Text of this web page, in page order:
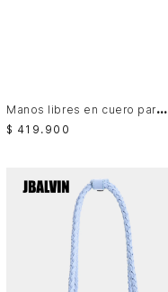
M
anos libres en cuero para hombre Mikeno 4.0
$ 419 . 900